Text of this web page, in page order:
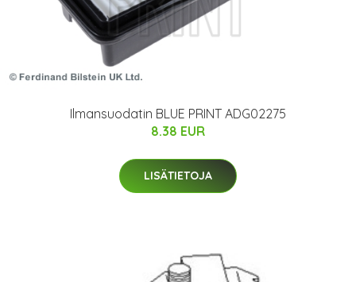
Ilmansuodatin BLUE PRINT ADG02275
8.38 EUR
LISÄTIETOJA